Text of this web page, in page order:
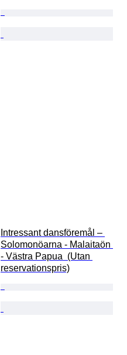
Intressant dansföremål –
Solomonöarna - Malaitaön
- Västra Papua  (Utan
reservationspris)